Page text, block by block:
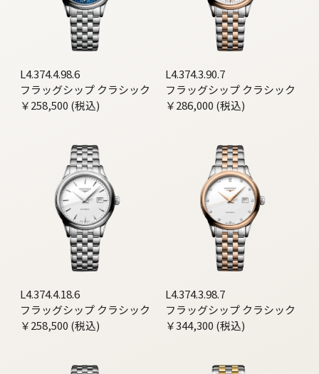
L4.374.4.98.6
フラッグシップ クラシック
￥258,500 (税込)
L4.374.3.90.7
フラッグシップ クラシック
￥286,000 (税込)
L4.374.4.18.6
フラッグシップ クラシック
￥258,500 (税込)
L4.374.3.98.7
フラッグシップ クラシック
￥344,300 (税込)